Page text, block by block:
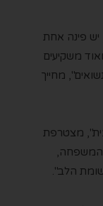
יש פינה אחת
משקיעים
מחייך
מצטרפת
המשפחה,
הלב".